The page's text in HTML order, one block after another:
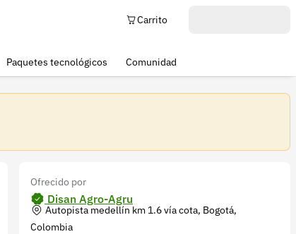
Carrito
Paquetes tecnológicos Comunidad
Ofrecido por
Disan Agro-Agru
Autopista medellín km 1.6 vía cota, Bogotá,
Colombia